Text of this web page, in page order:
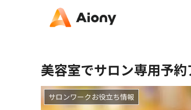
美容室でサロン専用予
サロンワークお役立ち情報